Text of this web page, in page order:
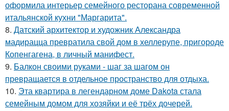
оформила интерьер семейного ресторана современной
итальянской кухни "Маргарита".
8. Датский архитектор и художник Александра
мадирацца превратила свой дом в хеллерупе, пригороде
Копенгагена, в личный манифест.
9. Балкон своими руками - шаг за шагом он
превращается в отдельное пространство для отдыха.
10. Эта квартира в легендарном доме Dakota стала
семейным домом для хозяйки и её трёх дочерей.